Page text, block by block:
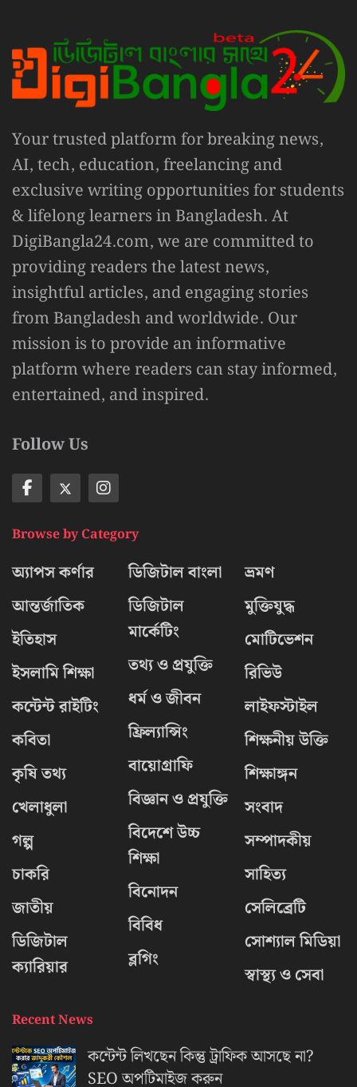
Your trusted platform for breaking news,
AI, tech, education, freelancing and
exclusive writing opportunities for students
& lifelong learners in Bangladesh. At
DigiBangla24.com, we are committed to
providing readers the latest news,
insightful articles, and engaging stories
from Bangladesh and worldwide. Our
mission is to provide an informative
platform where readers can stay informed,
entertained, and inspired.
Follow Us
Browse by Category
অ্যাপস কর্ণার
আন্তর্জাতিক
ইতিহাস
ইসলামি শিক্ষা
কন্টেন্ট রাইটিং
কবিতা
কৃষি তথ্য
খেলাধুলা
গল্প
চাকরি
জাতীয়
ডিজিটাল
ক্যারিয়ার
ডিজিটাল বাংলা
ডিজিটাল
মার্কেটিং
তথ্য ও প্রযুক্তি
ধর্ম ও জীবন
ফ্রিল্যান্সিং
বায়োগ্রাফি
বিজ্ঞান ও প্রযুক্তি
বিদেশে উচ্চ
শিক্ষা
বিনোদন
বিবিধ
ব্লগিং
ভ্রমণ
মুক্তিযুদ্ধ
মোটিভেশন
রিভিউ
লাইফস্টাইল
শিক্ষনীয় উক্তি
শিক্ষাঙ্গন
সংবাদ
সম্পাদকীয়
সাহিত্য
সেলিব্রেটি
সোশ্যাল মিডিয়া
স্বাস্থ্য ও সেবা
Recent News
কন্টেন্ট লিখছেন কিন্তু ট্রাফিক আসছে না?
‍SEO অপটিমাইজ করুন